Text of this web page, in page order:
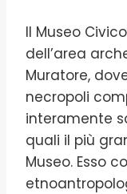
Il Museo
dell’area
Muratore,
necropoli
interamente
quali il più
Museo. Esso